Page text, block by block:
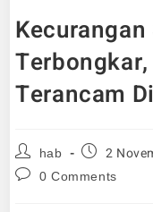
Kecurangan
Terancam
hab 2
0 Comments